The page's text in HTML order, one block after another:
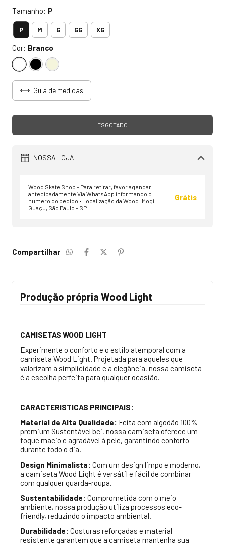
Tamanho: P
P M G GG XG
Cor: Branco
Guia de medidas
NOSSA LOJA
Wood Skate Shop - Para retirar, favor agendar
antecipadamente Via WhatsApp informando o
numero do pedido • Localização da Wood: Mogi
Guaçu, São Paulo - SP
Grátis
Compartilhar
Produção própria Wood Light
CAMISETAS WOOD LIGHT
Experimente o conforto e o estilo atemporal com a
camiseta Wood Light. Projetada para aqueles que
valorizam a simplicidade e a elegância, nossa camiseta
é a escolha perfeita para qualquer ocasião.
CARACTERISTICAS PRINCIPAIS:
Material de Alta Qualidade: Feita com algodão 100%
premium Sustentável bci, nossa camiseta oferece um
toque macio e agradável à pele, garantindo conforto
durante todo o dia.
Design Minimalista: Com um design limpo e moderno,
a camiseta Wood Light é versátil e fácil de combinar
com qualquer guarda-roupa.
Sustentabilidade: Comprometida com o meio
ambiente, nossa produção utiliza processos eco-
friendly, reduzindo o impacto ambiental.
Durabilidade: Costuras reforçadas e material
resistente garantem que a camiseta mantenha sua